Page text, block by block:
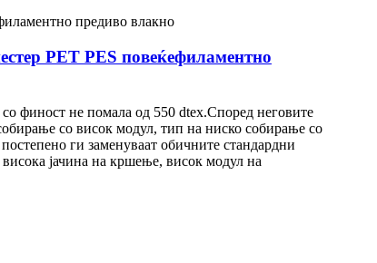
PET PES повеќефиламентно
финост не помала од 550 dtex.Според неговите
со висок модул, тип на ниско собирање со
ги заменуваат обичните стандардни
јачина на кршење, висок модул на